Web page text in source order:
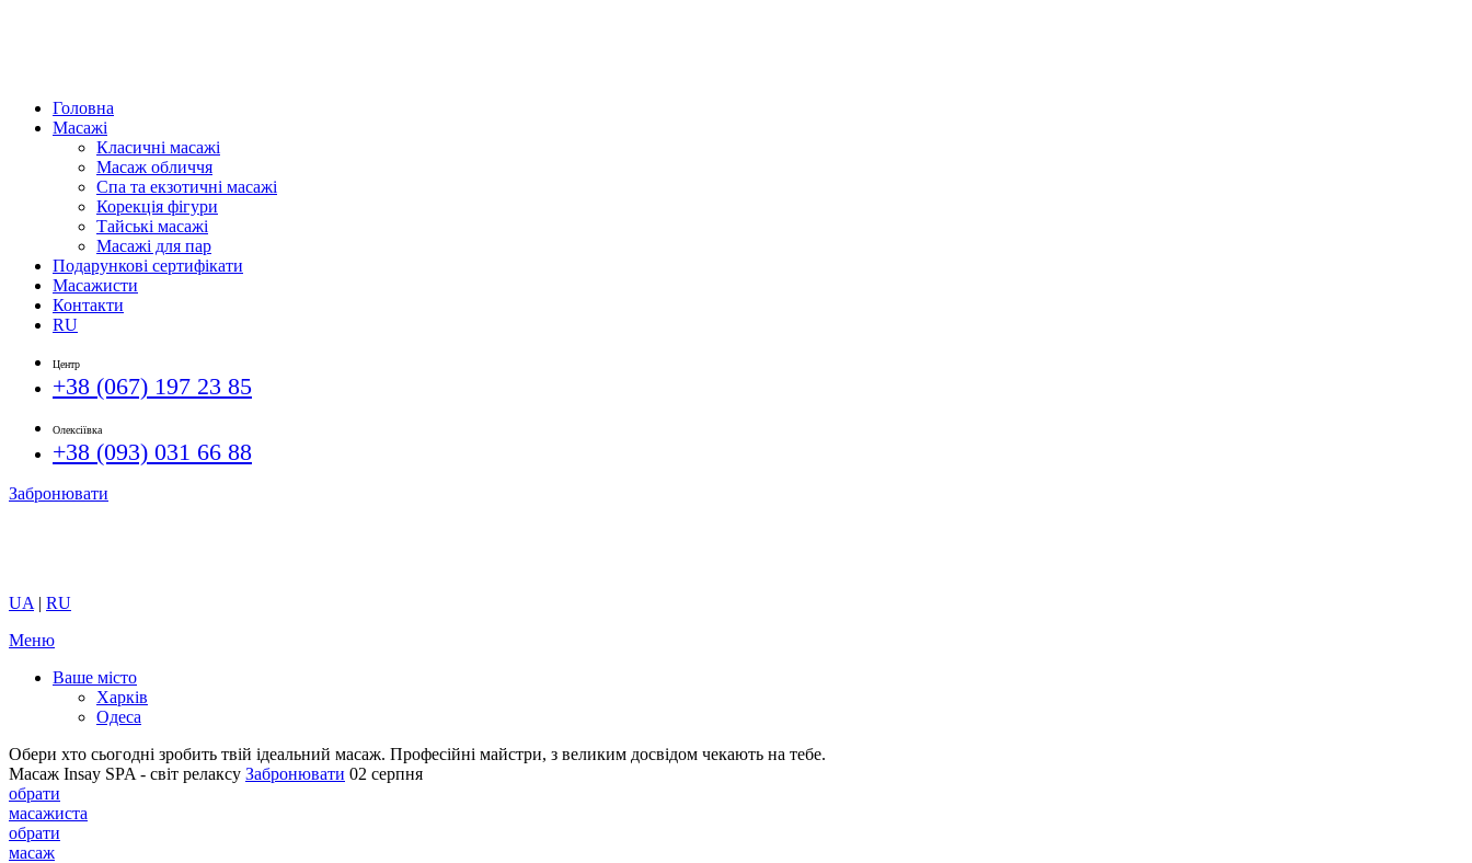
Головна
Масажі
Класичні масажі
Масаж обличчя
Спа та екзотичні масажі
Корекція фігури
Тайські масажі
Масажі для пар
Подарункові сертифікати
Масажисти
Контакти
RU
Центр
+38 (067) 197 23 85
Олексіївка
+38 (093) 031 66 88
Забронювати
UA | RU
Меню
Ваше місто
Харків
Одеса
Обери хто сьогодні зробить твій ідеальний масаж. Професійні майстри, з великим досвідом чекають на тебе.
Масаж Insay SPA - світ релаксу Забронювати 02 серпня
обрати
масажиста
обрати
масаж